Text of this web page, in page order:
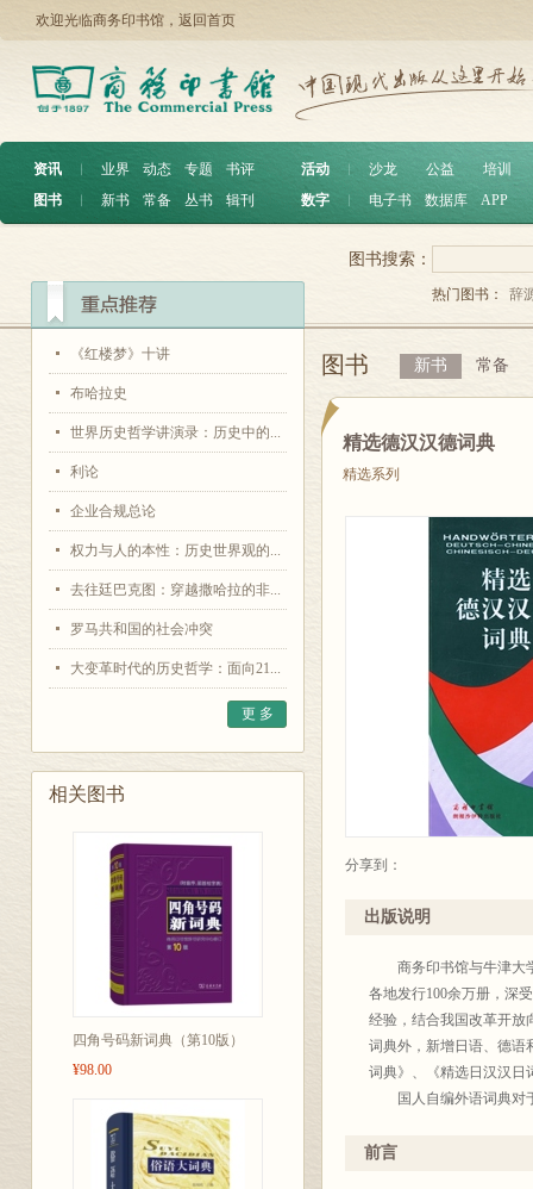
欢迎光临商务印书馆， 返回首页
资讯 ︱ 业界 动态 专题
书评
图书
︱ 新书 常备 丛书 辑刊
活动 沙龙 公益
培训
数字
电子书 数据库 APP
《红楼梦》十讲
布哈拉史
世界历史哲学讲演录：历史中的...
利论
企业合规总论
权力与人的本性：历史世界观的...
去往廷巴克图：穿越撒哈拉的非...
罗马共和国的社会冲突
大变革时代的历史哲学：面向21...
更 多
相关图书
四角号码新词典（第10版）
¥98.00
图书搜索：
热门图书： 辞
图书 新书 常备
精选德汉汉德词典
精选系列
分享到：
出版说明
商务印书馆与牛津大学
各地发行100余万册，深
经验，结合我国改革开放
词典外，新增日语、德语
词典》、《精选日汉汉日
国人自编外语词典对于
版社合作出版。这些出版
前言